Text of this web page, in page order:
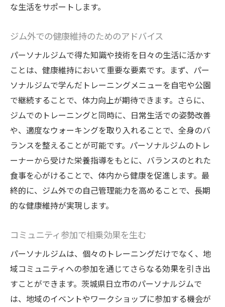
な生活をサポートします。
ジム外での健康維持のためのアドバイス
パーソナルジムで得た知識や技術を日々の生活に活かす
ことは、健康維持において重要な要素です。まず、パー
ソナルジムで学んだトレーニングメニューを自宅や公園
で継続することで、体力向上が期待できます。さらに、
ジムでのトレーニングと同時に、日常生活での姿勢改善
や、適度なウォーキングを取り入れることで、全身のバ
ランスを整えることが可能です。パーソナルジムのトレ
ーナーから受けた栄養指導をもとに、バランスのとれた
食事を心がけることで、体内から健康を促進します。最
終的に、ジム外での自己管理能力を高めることで、長期
的な健康維持が実現します。
コミュニティ参加で相乗効果を生む
パーソナルジムは、個々のトレーニングだけでなく、地
域コミュニティへの参加を通じてさらなる効果を引き出
すことができます。茨城県日立市のパーソナルジムで
は、地域のイベントやワークショップに参加する機会が